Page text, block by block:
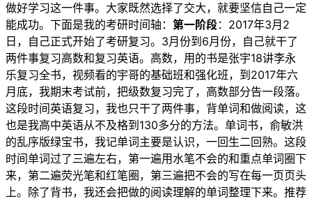
做好学习这一件事。大家既然选择了交大，就要坚信自己一定
能成功。下面是我的考研时间轴： 第一阶段：2017年3月2
日，自己正式开始了考研复习。3月份到6月份，自己就干了
两件事复习高数和复习英语。高数，用的书是张宇18讲李永
乐复习全书，视频看的宇哥的基础班和强化班，到2017年六
月底，我期末考试前，把级数复习完了，高数部分告一段落。
这段时间英语复习，我也只干了两件事，背单词和做阅读，这
也是我高中英语从不及格到130多分的方法。单词书，俞敏洪
的乱序版绿宝书，我记单词主要是认识，一回生二回熟。这段
时间单词过了三遍左右，第一遍用水笔不会的和重点单词圈下
来，第二遍荧光笔和红笔圈，第三遍把不会的写在每一页页头
上。除了背书，我还会把做的阅读理解的单词整理下来。推荐